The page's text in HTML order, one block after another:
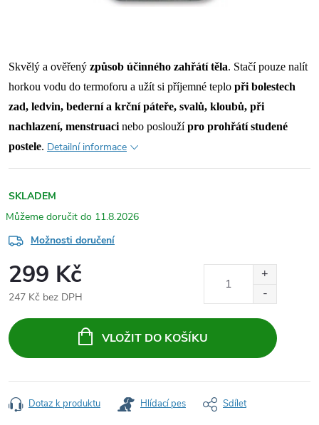
Skvělý a ověřený způsob účinného zahřátí těla. Stačí pouze nalít
horkou vodu do termoforu a užít si příjemné teplo při bolestech
zad, ledvin, bederní a krční páteře, svalů, kloubů, při
nachlazení, menstruaci nebo posloužípro prohřátí studené
postele. Detailní informace
SKLADEM
11.8.2026
Možnosti doručení
299 Kč
247 Kč bez DPH
cena:
VLOŽIT DO KOŠÍKU
Dotaz k produktu Hlídací pes Sdílet